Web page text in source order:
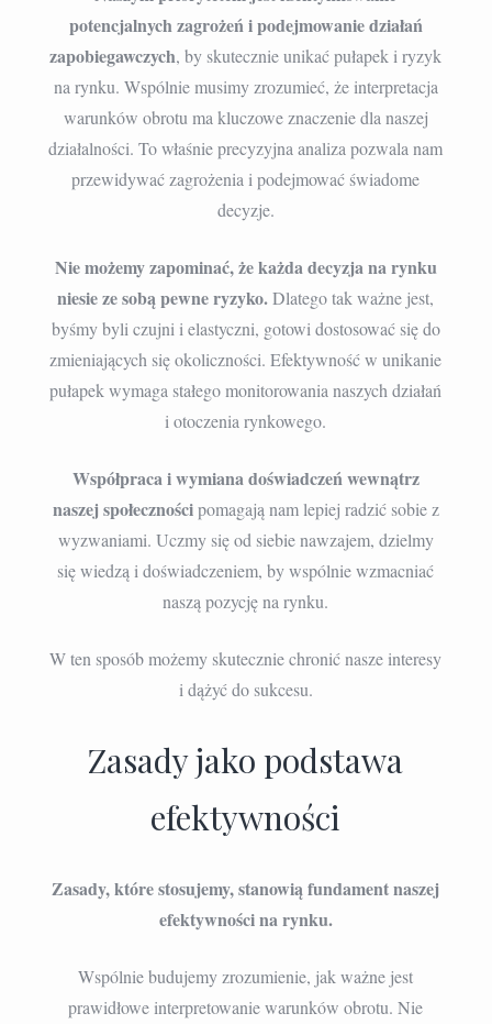
potencjalnych zagrożeń i podejmowanie działań
zapobiegawczych, by skutecznie unikać pułapek i ryzyk
na rynku. Wspólnie musimy zrozumieć, że interpretacja
warunków obrotu ma kluczowe znaczenie dla naszej
działalności. To właśnie precyzyjna analiza pozwala nam
przewidywać zagrożenia i podejmować świadome
decyzje.
Nie możemy zapominać, że każda decyzja na rynku
niesie ze sobą pewne ryzyko.Dlatego tak ważne jest,
byśmy byli czujni i elastyczni, gotowi dostosować się do
zmieniających się okoliczności. Efektywność w unikanie
pułapek wymaga stałego monitorowania naszych działań
i otoczenia rynkowego.
Współpraca i wymiana doświadczeń wewnątrz
naszej społecznościpomagają nam lepiej radzić sobie z
wyzwaniami. Uczmy się od siebie nawzajem, dzielmy
się wiedzą i doświadczeniem, by wspólnie wzmacniać
naszą pozycję na rynku.
W ten sposób możemy skutecznie chronić nasze interesy
i dążyć do sukcesu.
Zasady jako podstawa
efektywności
Zasady, które stosujemy, stanowią fundament naszej
efektywności na rynku.
Wspólnie budujemy zrozumienie, jak ważne jest
prawidłowe interpretowanie warunków obrotu. Nie